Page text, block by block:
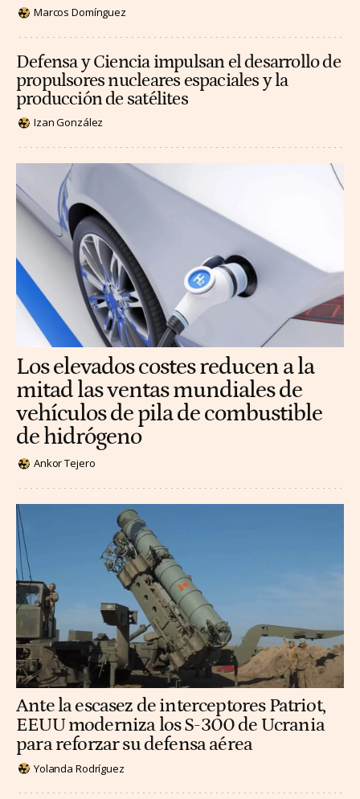
Marcos Domínguez
Defensa y Ciencia impulsan el desarrollo de
propulsores nucleares espaciales y la
producción de satélites
Izan González
Los elevados costes reducen a la
mitad las ventas mundiales de
vehículos de pila de combustible
de hidrógeno
Ankor Tejero
Ante la escasez de interceptores Patriot,
EEUU moderniza los S-300 de Ucrania
para reforzar su defensa aérea
Yolanda Rodríguez